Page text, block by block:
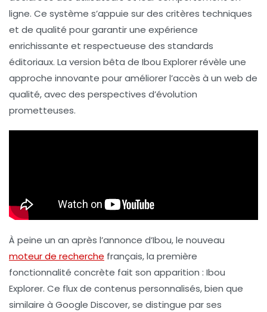
ligne. Ce système s’appuie sur des critères techniques
et de qualité pour garantir une expérience
enrichissante et respectueuse des standards
éditoriaux. La version bêta de Ibou Explorerrévèle une
approche innovante pour améliorer l’accès à un web de
qualité, avec des perspectives d’évolution
prometteuses.
À peine un an après l’annonce d’Ibou, le nouveau
moteur de recherche français, la première
fonctionnalité concrète fait son apparition : Ibou
Explorer. Ce flux de contenus personnalisés, bien que
similaire à Google Discover, se distingue par ses